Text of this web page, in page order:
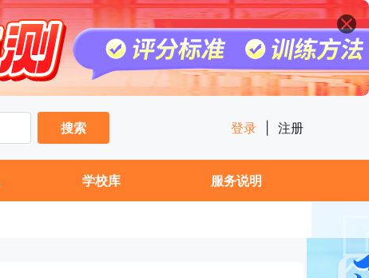
搜索
登录 注册
学校库 服务说明